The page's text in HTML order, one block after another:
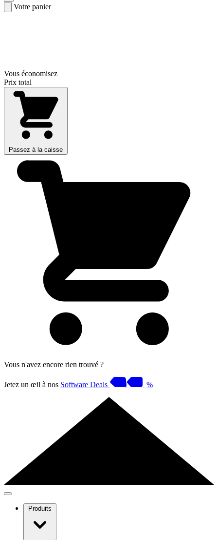
Votre panier
Vous économisez
Prix total
Passez à la caisse
Vous n'avez encore rien trouvé ?
Jetez un œil à nos Software Deals %
Produits